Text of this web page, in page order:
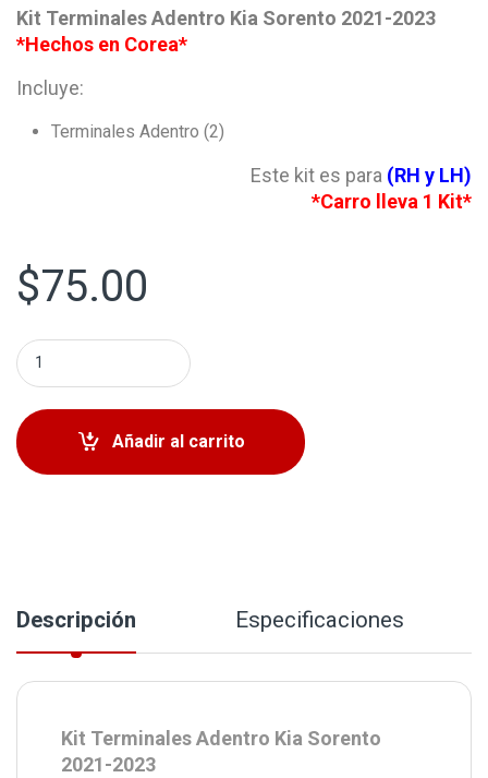
Kit Terminales Adentro Kia Sorento 2021-2023
*Hechos en Corea*
Incluye:
Terminales Adentro (2)
Este kit es para (RH y LH)
*Carro lleva 1 Kit*
$75.00
Kit Terminales Adentro Kia Sorento 2021-2023 quantity
Añadir al carrito
Descripción Especificaciones
Kit Terminales Adentro Kia Sorento
2021-2023